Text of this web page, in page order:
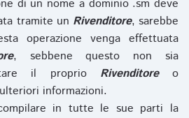
di un nome a dominio .sm deve
tramite un Rivenditore, sarebbe
operazione venga effettuata
, sebbene questo non sia
il proprio Rivenditoreo
informazioni.
in tutte le sue parti la